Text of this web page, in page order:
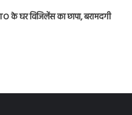
के घर विजिलेंस का छापा, बरामदगी